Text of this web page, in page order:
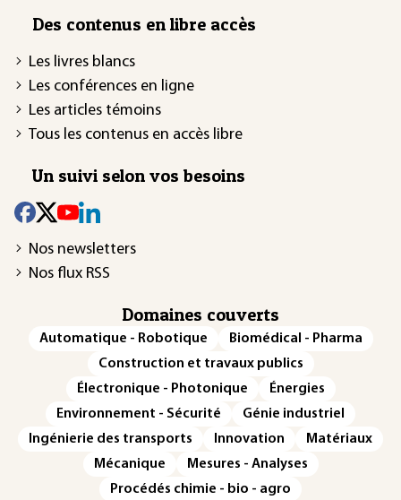
Des contenus en libre accès
Les livres blancs
Les conférences en ligne
Les articles témoins
Tous les contenus en accès libre
Un suivi selon vos besoins
Nos newsletters
Nos flux RSS
Domaines couverts
Automatique - Robotique
Biomédical - Pharma
Construction et travaux publics
Électronique - Photonique
Énergies
Environnement - Sécurité
Génie industriel
Ingénierie des transports
Innovation
Matériaux
Mécanique
Mesures - Analyses
Procédés chimie - bio - agro